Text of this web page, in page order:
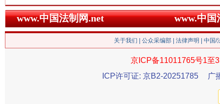
www.中国法制网.net www.中
关于我们 公众采编部 法律声明 | 中国
京ICP备11011765号1至
ICP许可证: 京B2-20251785
广